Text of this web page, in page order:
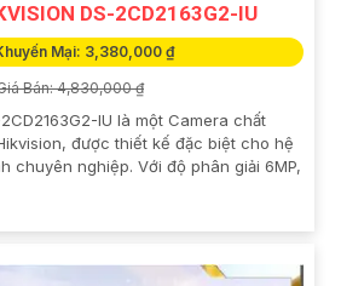
DS-2CD2163G2-IU
Mại: 3,380,000 ₫
Bán: 4,830,000 ₫
IU là một Camera chất
được thiết kế đặc biệt cho hệ
chuyên nghiệp. Với độ phân giải 6MP,